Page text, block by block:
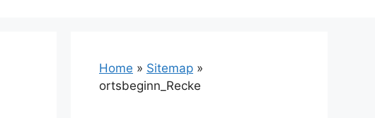
Home » Sitemap »
ortsbeginn_Recke